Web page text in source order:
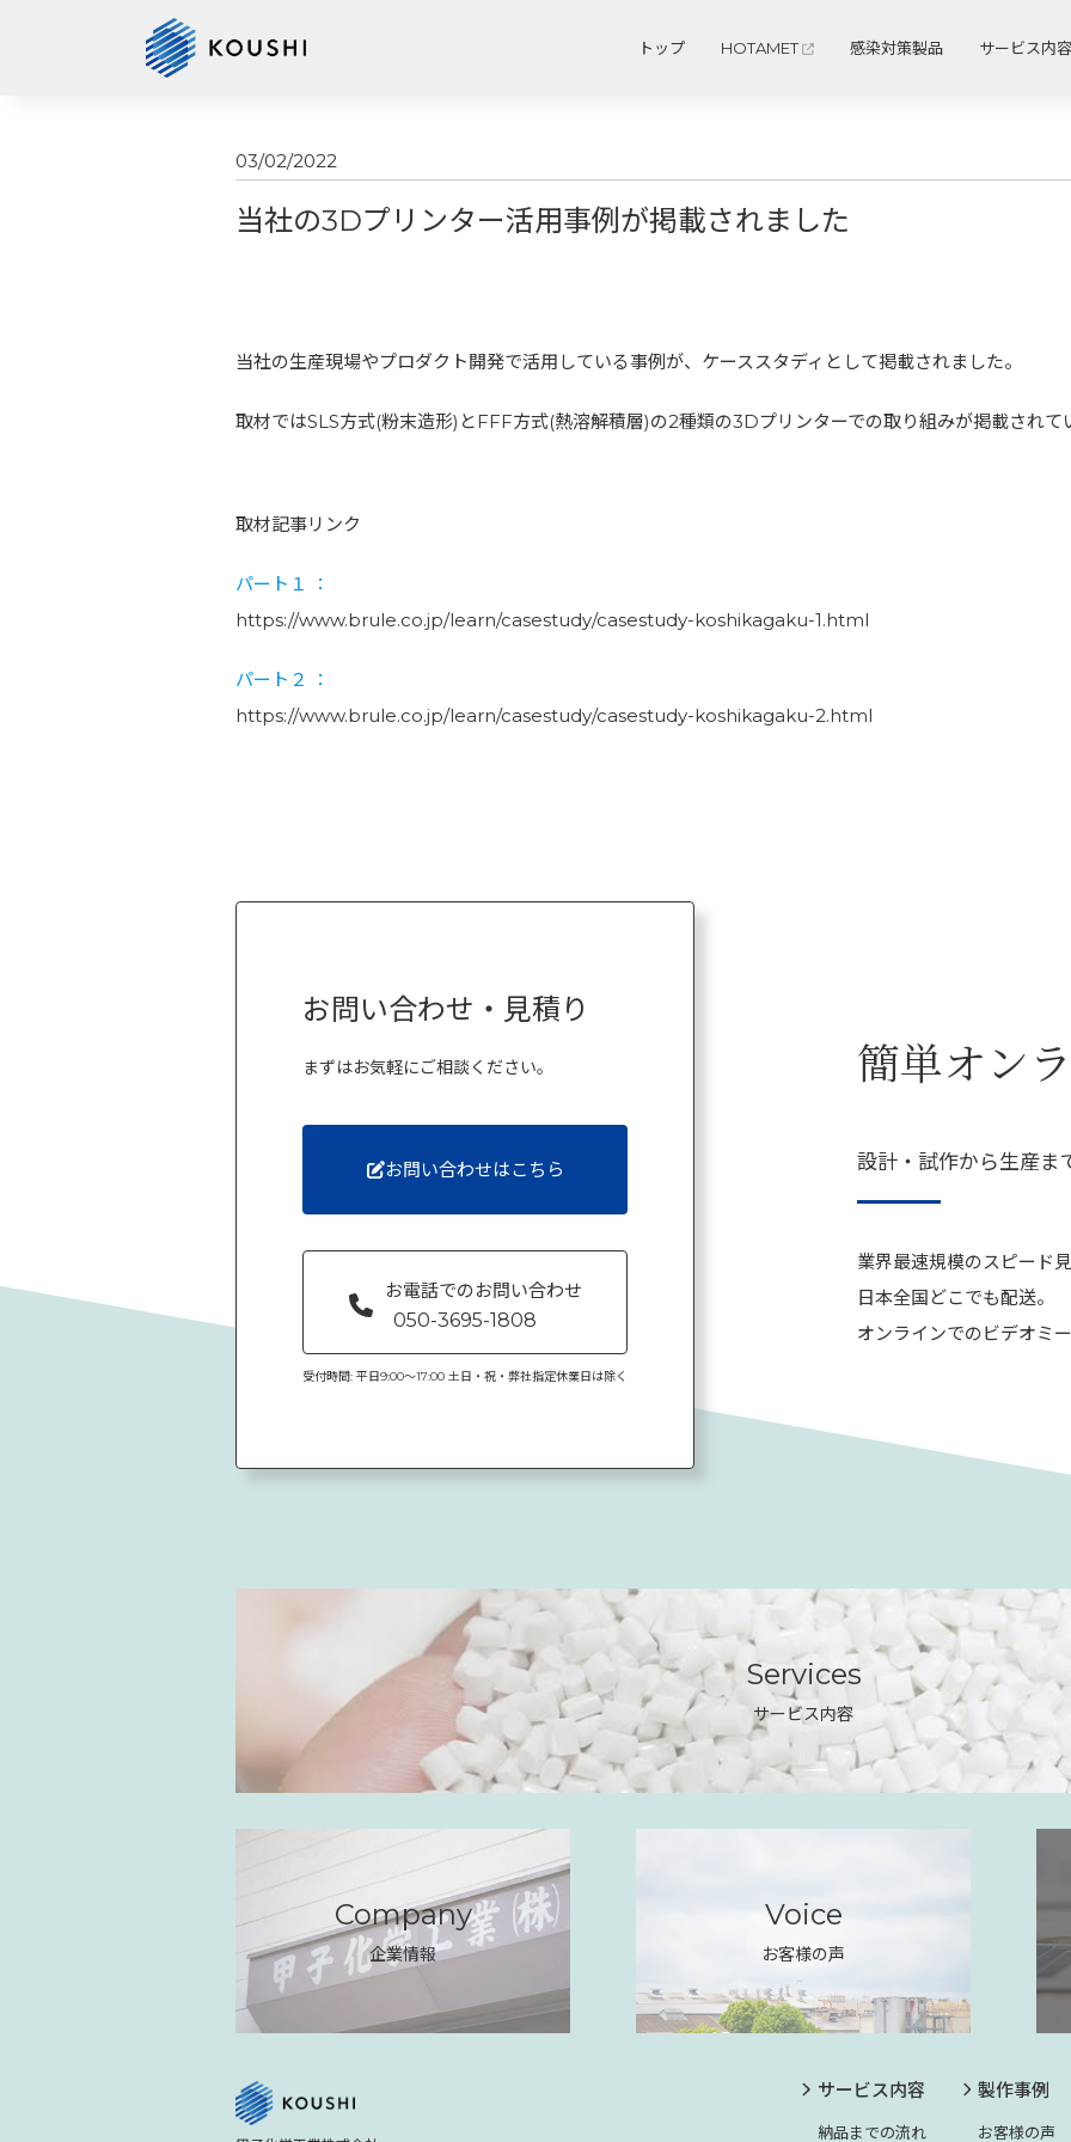
トップ HOTAMET 感染対策製品 サービス内容
03/02/2022
当社の3Dプリンター活用事例が掲載されました
当社の生産現場やプロダクト開発で活用している事例が、ケーススタディとして掲載されました。
取材ではSLS方式(粉末造形)とFFF方式(熱溶解積層)の2種類の3Dプリンターでの取り組みが掲載されて
取材記事リンク
パート１
：
https://www.brule.co.jp/learn/casestudy/casestudy-koshikagaku-1.html
パート２
：
https://www.brule.co.jp/learn/casestudy/casestudy-koshikagaku-2.html
お問い合わせ・見積り
まずはお気軽にご相談ください。
お問い合わせはこちら
お電話でのお問い合わせ
050-3695-1808
受付時間: 平日9:00〜17:00 土日・祝・弊社指定休業日は除く
簡単オン
設計・試作から生産ま
業界最速規模のスピード
日本全国どこでも配送。
オンラインでのビデオミ
Services
サービス内容
Company
企業情報
Voice
お客様の声
サービス内容
納品までの流れ
製作事例
お客様の声